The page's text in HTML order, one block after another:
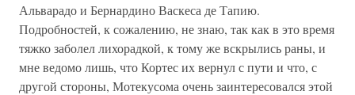
Альварадо и Бернардино Васкеса де Тапию.
Подробностей, к сожалению, не знаю, так как в это время
тяжко заболел лихорадкой, к тому же вскрылись раны, и
мне ведомо лишь, что Кортес их вернул с пути и что, с
другой стороны, Мотекусома очень заинтересовался этой